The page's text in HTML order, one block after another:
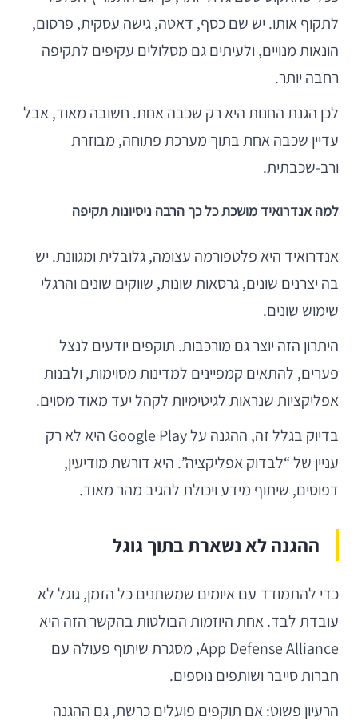
לתקוף אותו. יש שם כסף, דאטה, גישה עסקית, פרסום,
הונאות מנויים, ולעיתים גם מסלולים עקיפים לתקיפה
רחבה יותר.
לכן הגנת החנות היא רק שכבה אחת. חשובה מאוד, אבל
עדיין שכבה אחת בתוך מערכת פתוחה, מבוזרת
ורב-שכבתית.
למה אנדרואיד מושכת כל כך הרבה ניסיונות תקיפה
אנדרואיד היא פלטפורמה עצומה, גלובלית ומגוונת. יש
בה יצרנים שונים, גרסאות שונות, שווקים שונים והרגלי
שימוש שונים.
היתרון הזה יוצר גם מורכבות. תוקפים יודעים לנצל
פערים, להתאים קמפיינים למדינות מסוימות, ולבנות
אפליקציות שנראות לגיטימיות לקהל יעד מאוד מסוים.
בדיוק בגלל זה, ההגנה על Google Play היא לא רק
עניין של “לבדוק אפליקציה”. היא דורשת מודיעין,
דפוסים, שיתוף מידע ויכולת להגיב מהר מאוד.
ההגנה לא נשארת בתוך גוגל
כדי להתמודד עם איומים שמשתנים כל הזמן, גוגל לא
עובדת לבד. אחת היוזמות הבולטות בהקשר הזה היא
App Defense Alliance, מסגרת שיתוף פעולה עם
חברות סייבר ושותפים נוספים.
הרעיון פשוט: אם תוקפים פועלים כרשת, גם ההגנה